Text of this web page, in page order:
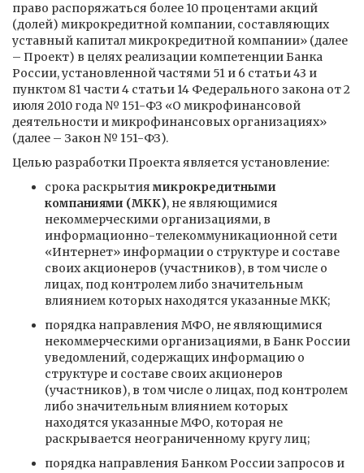
право распоряжаться более 10 процентами акций
(долей) микрокредитной компании, составляющих
уставный капитал микрокредитной компании» (далее
– Проект) в целях реализации компетенции Банка
России, установленной частями 51 и 6 статьи 43 и
пунктом 81 части 4 статьи 14 Федерального закона от 2
июля 2010 года № 151-ФЗ «О микрофинансовой
деятельности и микрофинансовых организациях»
(далее – Закон № 151-ФЗ).
Целью разработки Проекта является установление:
срока раскрытиямикрокредитными
компаниями (МКК), не являющимися
некоммерческими организациями, в
информационно-телекоммуникационной сети
«Интернет» информации о структуре и составе
своих акционеров (участников), в том числе о
лицах, под контролем либо значительным
влиянием которых находятся указанные МКК;
порядка направления МФО, не являющимися
некоммерческими организациями, в Банк России
уведомлений, содержащих информацию о
структуре и составе своих акционеров
(участников), в том числе о лицах, под контролем
либо значительным влиянием которых
находятся указанные МФО, которая не
раскрывается неограниченному кругу лиц;
порядка направления Банком России запросов и